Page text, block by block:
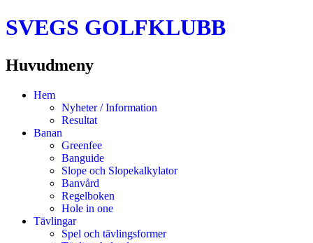
SVEGS GOLFKLUBB
Huvudmeny
HoppaHem
Nyheter / Information
Resultat
Banan
Greenfee
Banguide
Slope och Slopekalkylator
Banvård
Regelboken
Hole in one
Tävlingar
Spel och tävlingsformer